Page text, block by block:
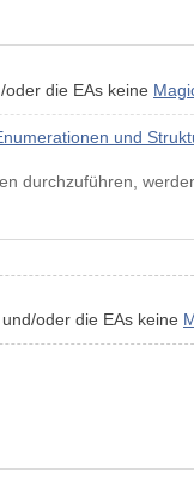
oder die EAs keine
und
durchzuführen,
und/oder die EAs keine